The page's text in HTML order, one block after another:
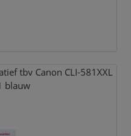
tbv Canon CLI-581XXL
blauw